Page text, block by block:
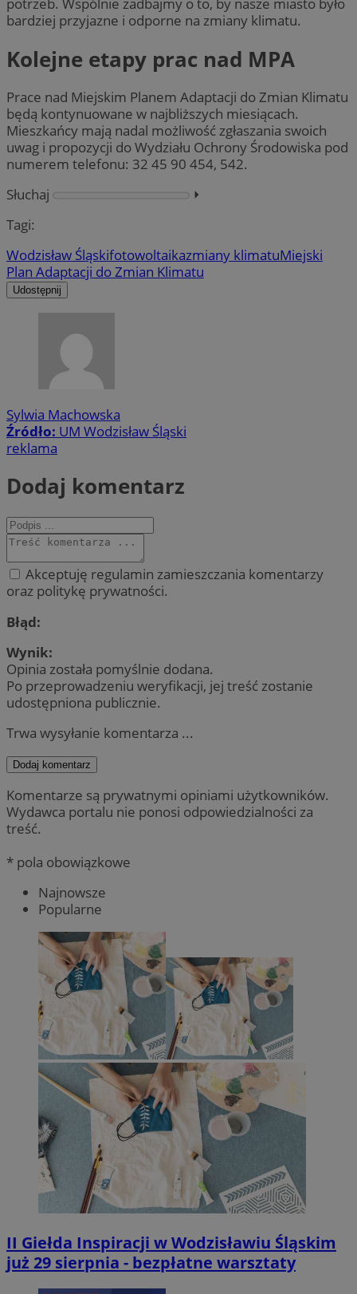
potrzeb. Wspólnie zadbajmy o to, by nasze miasto było
bardziej przyjazne i odporne na zmiany klimatu.
Kolejne etapy prac nad MPA
Prace nad Miejskim Planem Adaptacji do Zmian Klimatu
będą kontynuowane w najbliższych miesiącach.
Mieszkańcy mają nadal możliwość zgłaszania swoich
uwag i propozycji do Wydziału Ochrony Środowiska pod
numerem telefonu: 32 45 90 454, 542.
Słuchaj
⏵︎
Tagi:
Wodzisław Śląskifotowoltaikazmiany klimatuMiejski
Plan Adaptacji do Zmian Klimatu
Udostępnij
Sylwia Machowska
Źródło: UM Wodzisław Śląski
reklama
Dodaj komentarz
Akceptuję regulamin zamieszczania komentarzy
oraz politykę prywatności.
Błąd:
Wynik:
Opinia została pomyślnie dodana.
Po przeprowadzeniu weryfikacji, jej treść zostanie
udostępniona publicznie.
Trwa wysyłanie komentarza ...
Dodaj komentarz
Komentarze są prywatnymi opiniami użytkowników.
Wydawca portalu nie ponosi odpowiedzialności za
treść.
* pola obowiązkowe
Najnowsze
Popularne
II Giełda Inspiracji w Wodzisławiu Śląskim
już 29 sierpnia - bezpłatne warsztaty